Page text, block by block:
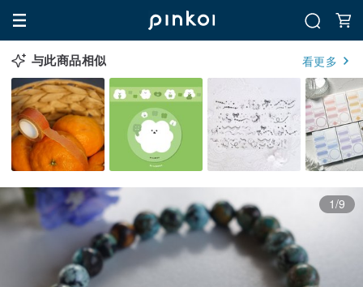
与此商品相似 看更多
1/9